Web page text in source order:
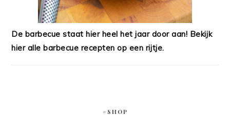
De barbecue staat hier heel het jaar door aan! Bekijk
hier alle barbecue recepten op een rijtje.
#SHOP